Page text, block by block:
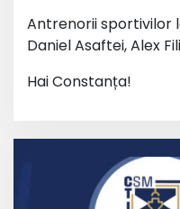
Antrenorii sportivilor
Daniel Asaftei, Alex
Hai Constanța!